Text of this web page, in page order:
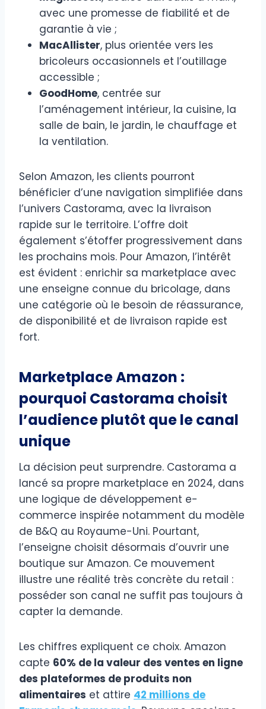
avec une promesse de fiabilité et de
garantie à vie ;
MacAllister, plus orientée vers les
bricoleurs occasionnels et l’outillage
accessible ;
GoodHome, centrée sur
l’aménagement intérieur, la cuisine, la
salle de bain, le jardin, le chauffage et
la ventilation.
Selon Amazon, les clients pourront
bénéficier d’une navigation simplifiée dans
l’univers Castorama, avec la livraison
rapide sur le territoire. L’offre doit
également s’étoffer progressivement dans
les prochains mois. Pour Amazon, l’intérêt
est évident : enrichir sa marketplace avec
une enseigne connue du bricolage, dans
une catégorie où le besoin de réassurance,
de disponibilité et de livraison rapide est
fort.
Marketplace Amazon :
pourquoi Castorama choisit
l’audience plutôt que le canal
unique
La décision peut surprendre. Castorama a
lancé sa propre marketplace en 2024, dans
une logique de développement e-
commerce inspirée notamment du modèle
de B&Q au Royaume-Uni. Pourtant,
l’enseigne choisit désormais d’ouvrir une
boutique sur Amazon. Ce mouvement
illustre une réalité très concrète du retail :
posséder son canal ne suffit pas toujours à
capter la demande.
Les chiffres expliquent ce choix. Amazon
capte 60% de la valeur des ventes en ligne
des plateformes de produits non
alimentaires et attire 42 millions de